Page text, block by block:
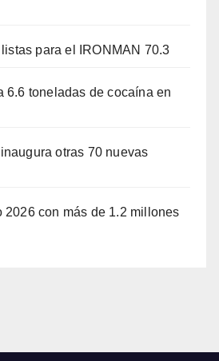
para el IRONMAN 70.3
6.6 toneladas de cocaína en
otras 70 nuevas
2026 con más de 1.2 millones